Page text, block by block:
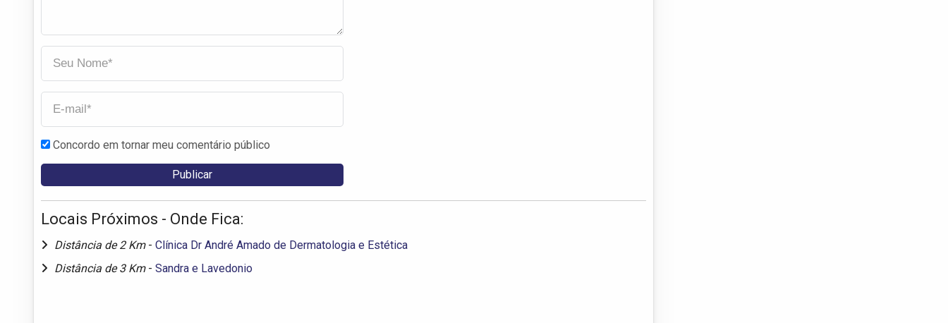
Concordo em tornar meu comentário público
Locais Próximos - Onde Fica:
Distância de 2 Km - Clínica Dr André Amado de Dermatologia e Estética
Distância de 3 Km - Sandra e Lavedonio